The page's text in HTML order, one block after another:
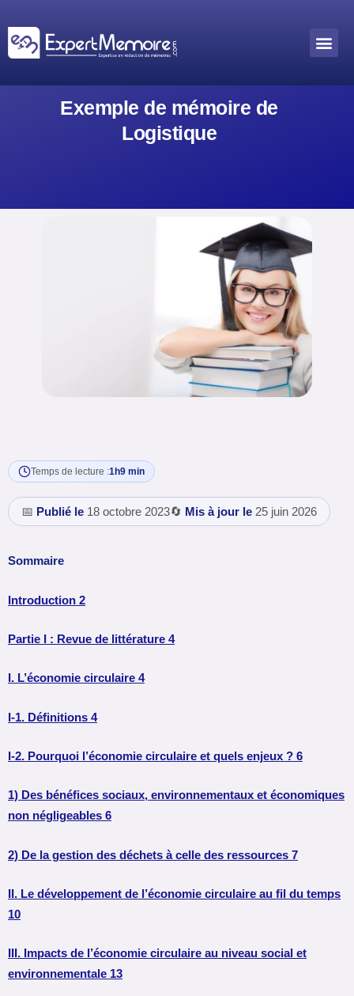
au
contenu
Exemple de mémoire de
Logistique
Temps de lecture :1h9 min
📅 Publié le 18 octobre 2023🔄 Mis à jour le 25 juin 2026
Sommaire
Introduction 2
Partie I : Revue de littérature 4
I. L’économie circulaire 4
I-1. Définitions 4
I-2. Pourquoi l’économie circulaire et quels enjeux ? 6
1) Des bénéfices sociaux, environnementaux et économiques
non négligeables 6
2) De la gestion des déchets à celle des ressources 7
II. Le développement de l’économie circulaire au fil du temps
10
III. Impacts de l’économie circulaire au niveau social et
environnementale 13